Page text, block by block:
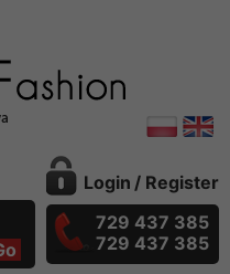
Login / Register
729 437 385
729 437 385